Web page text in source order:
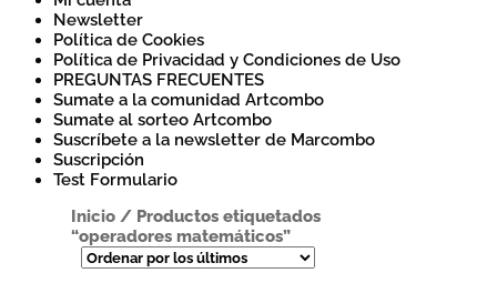
Newsletter
Política de Cookies
Política de Privacidad y Condiciones de Uso
PREGUNTAS FRECUENTES
Sumate a la comunidad Artcombo
Sumate al sorteo Artcombo
Suscríbete a la newsletter de Marcombo
Suscripción
Test Formulario
Inicio / Productos etiquetados
“operadores matemáticos”